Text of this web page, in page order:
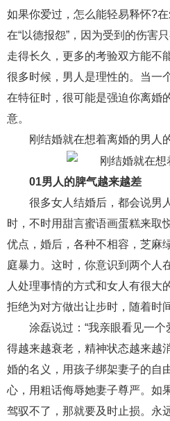
天蝎座男生 天秤座
爱情诗句 狮子座男生
爱情小说 巨蟹座男生
不和 金牛座男生
财产分割 外遇 分
感人 伤感
失恋挽救 情绪
十二生肖 分手复合
异地恋 明星 气质
化妆 挽留前任 避孕
挽回老公 产检
经营婚姻 婚姻修复
备孕 产后恢复 减肥
产妇食谱 同性恋 交
如果你爱过，怎么能轻易释怀?
在“以德报怨”，因为受到的伤害
走得长久，更多的考验双方能不
很多时候，男人是理性的。当一
在特征时，很可能是强迫你离婚
意。
刚结婚就在想着离婚的男人
01男人的脾气越来越差
很多女人结婚后，都会说男
时，不时用甜言蜜语画蛋糕来取
优点，婚后，各种不相容，芝麻
庭暴力。这时，你意识到两个人
人处理事情的方式和女人有很大
拒绝为对方做出让步时，随着时
涂磊说过：“我亲眼看见一个
得越来越衰老，精神状态越来越
婚的名义，用孩子绑架妻子的自
心，用粗话侮辱她妻子尊严。如
驾驭不了，那就要及时止损。永